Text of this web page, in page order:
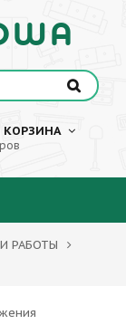
КОРЗИНА
РАБОТЫ